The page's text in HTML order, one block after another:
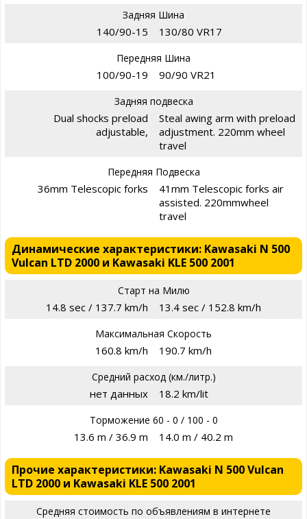
Задняя Шина
140/90-15 130/80 VR17
Передняя Шина
100/90-19 90/90 VR21
Задняя подвеска
Dual shocks preload
adjustable,
Steal awing arm with preload
adjustment. 220mm wheel
travel
Передняя Подвеска
36mm Telescopic forks
41mm Telescopic forks air
assisted. 220mmwheel
travel
Динамические характеристики: Kawasaki N 500
Vulcan LTD 2000 и Kawasaki KLE 500 2001
Старт на Милю
14.8 sec / 137.7 km/h 13.4 sec / 152.8 km/h
Максимальная Скорость
160.8 km/h 190.7 km/h
Средний расход (км./литр.)
нет данных 18.2 km/lit
Торможение 60 - 0 / 100 - 0
13.6 m / 36.9 m 14.0 m / 40.2 m
Прочие характеристики: Kawasaki N 500 Vulcan
LTD 2000 и Kawasaki KLE 500 2001
Средняя стоимость по объявлениям в интернете